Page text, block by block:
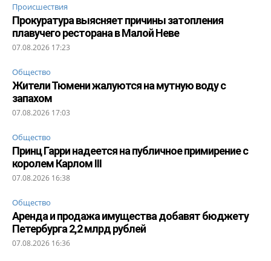
Происшествия
Прокуратура выясняет причины затопления
плавучего ресторана в Малой Неве
07.08.2026 17:23
Общество
Жители Тюмени жалуются на мутную воду с
запахом
07.08.2026 17:03
Общество
Принц Гарри надеется на публичное примирение с
королем Карлом III
07.08.2026 16:38
Общество
Аренда и продажа имущества добавят бюджету
Петербурга 2,2 млрд рублей
07.08.2026 16:36